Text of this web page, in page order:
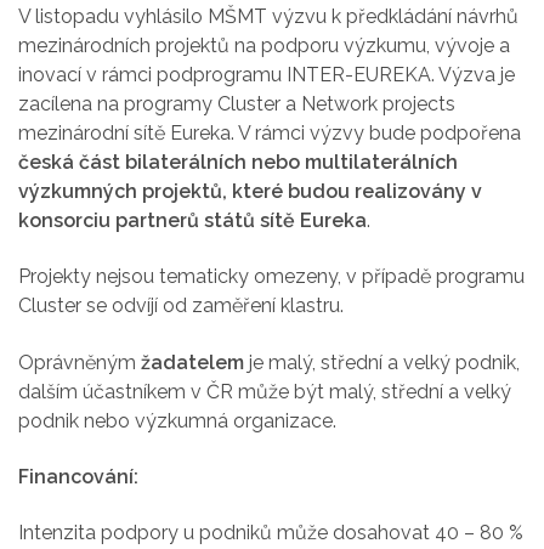
V listopadu vyhlásilo MŠMT výzvu k předkládání návrhů
mezinárodních projektů na podporu výzkumu, vývoje a
inovací v rámci podprogramu INTER-EUREKA. Výzva je
zacílena na programy Cluster a Network projects
mezinárodní sítě Eureka. V rámci výzvy bude podpořena
česká část bilaterálních nebo multilaterálních
výzkumných projektů, které budou realizovány v
konsorciu partnerů států sítě Eureka.
Projekty nejsou tematicky omezeny, v případě programu
Cluster se odvíjí od zaměření klastru.
Oprávněným žadatelem je malý, střední a velký podnik,
dalším účastníkem v ČR může být malý, střední a velký
podnik nebo výzkumná organizace.
Financování:
Intenzita podpory u podniků může dosahovat 40 – 80 %